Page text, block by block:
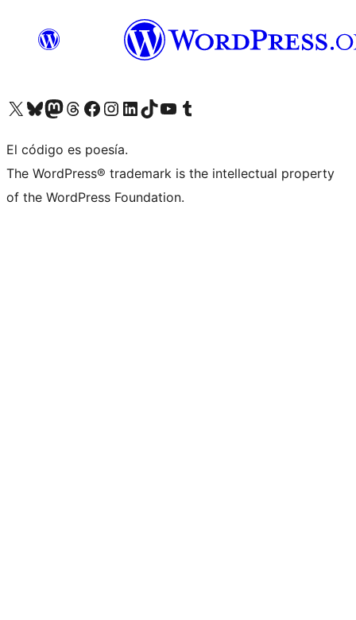
Visita nuestra cuenta de X (anteriormente Twitter)
Visita nuestra cuenta de Bluesky
Visita nuestra cuenta de Mastodon
Visita nuestra cuenta de Threads
Visita nuestra página de Facebook
Visita nuestra cuenta de Instagram
Visita nuestra cuenta de LinkedIn
Visita nuestra cuenta de TikTok
Visita nuestro canal de YouTube
Visita nuestra cuenta de Tumblr
El código es poesía.
The WordPress® trademark is the intellectual property
of the WordPress Foundation.